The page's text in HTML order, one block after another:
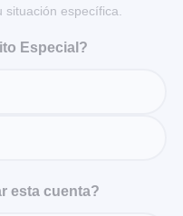
específica.
Especial?
esta cuenta?